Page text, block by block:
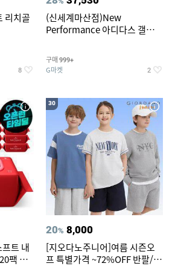
리치골
8
(신세계마산점)New
Performance 아디다스 갤럭시
구매 999+
G마켓 2
트 내
팩 캡
30
20% 8,000
[지오다노주니어]여름 시즌오
프 특별가격 ~72%OFF 반팔/반